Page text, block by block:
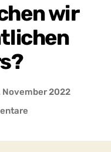
wir
November 2022
zu